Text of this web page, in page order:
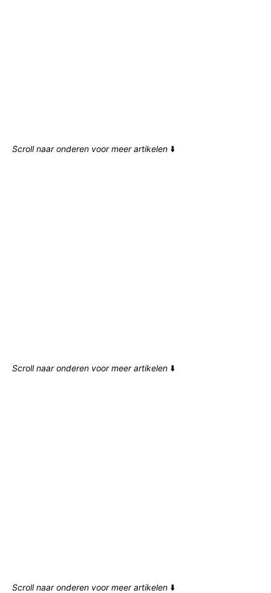
Scroll naar onderen voor meer artikelen ⬇️
Scroll naar onderen voor meer artikelen ⬇️
Scroll naar onderen voor meer artikelen ⬇️